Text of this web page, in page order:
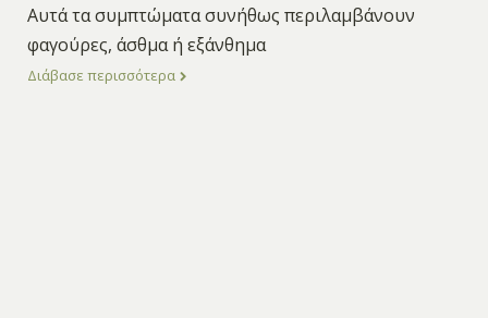
Αυτά τα συμπτώματα συνήθως περιλαμβάνουν
φαγούρες, άσθμα ή εξάνθημα
Διάβασε περισσότερα